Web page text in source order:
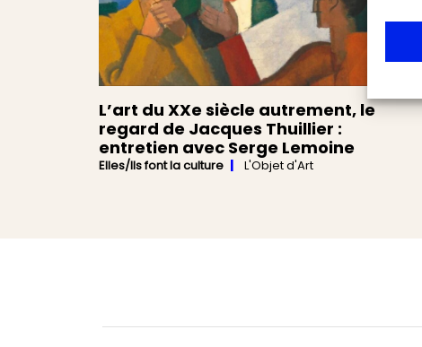
L’art du XXe siècle autrement, le
regard de Jacques Thuillier :
entretien avec Serge Lemoine
Elles/Ils font la culture L'Objet d'Art